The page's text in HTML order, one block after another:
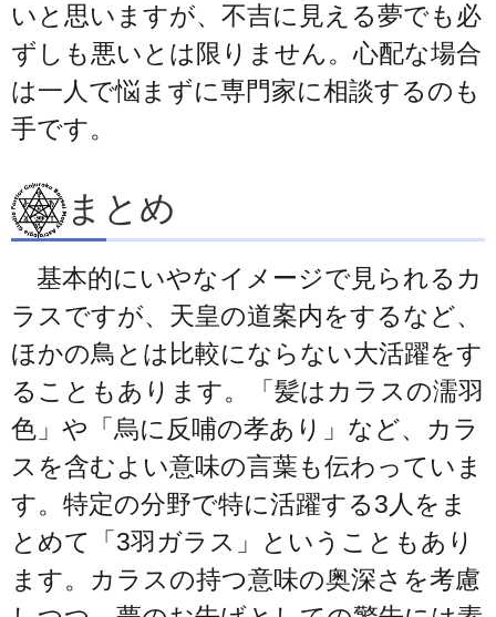
いと思いますが、不吉に見える夢でも必
ずしも悪いとは限りません。心配な場合
は一人で悩まずに専門家に相談するのも
手です。
まとめ
基本的にいやなイメージで見られるカ
ラスですが、天皇の道案内をするなど、
ほかの鳥とは比較にならない大活躍をす
ることもあります。「髪はカラスの濡羽
色」や「烏に反哺の孝あり」など、カラ
スを含むよい意味の言葉も伝わっていま
す。特定の分野で特に活躍する3人をま
とめて「3羽ガラス」ということもあり
ます。カラスの持つ意味の奥深さを考慮